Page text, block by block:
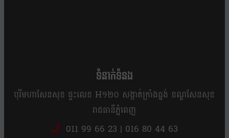
ទំនាក់ទំនង
បុរីមហាសែនសុខ ផ្ទះលេខ H១២០ សង្កាត់ក្រាំងធ្នង់ ខណ្ឌសែនសុខ
រាជធានីភ្នំពេញ
011 99 66 23 | 016 80 44 63